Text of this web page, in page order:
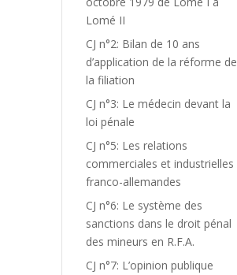
Lomé II
CJ n°2: Bilan de 10 ans
d’application de la réforme de
la filiation
CJ n°3: Le médecin devant la
loi pénale
CJ n°5: Les relations
commerciales et industrielles
franco-allemandes
CJ n°6: Le système des
sanctions dans le droit pénal
des mineurs en R.F.A.
CJ n°7: L’opinion publique